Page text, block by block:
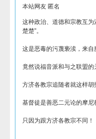
本站网友 匿名
这种政治、道德和宗教互
楚楚”。
这是恶毒的污蔑亵渎，来自
竟然说福音派和与之联盟的
方济各教宗追随者就这样
基督徒是善恶二元论的摩尼
只因为跟方济各教宗不同！